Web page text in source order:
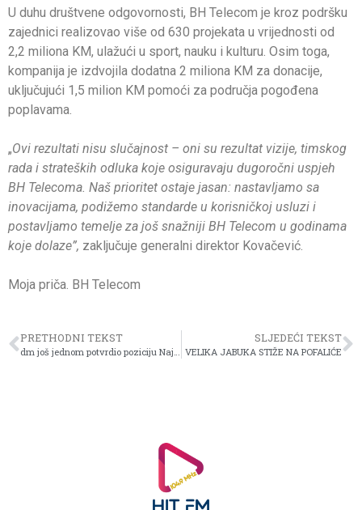
U duhu društvene odgovornosti, BH Telecom je kroz podršku
zajednici realizovao više od 630 projekata u vrijednosti od
2,2 miliona KM, ulažući u sport, nauku i kulturu. Osim toga,
kompanija je izdvojila dodatna 2 miliona KM za donacije,
uključujući 1,5 milion KM pomoći za područja pogođena
poplavama.
„Ovi rezultati nisu slučajnost – oni su rezultat vizije, timskog
rada i strateških odluka koje osiguravaju dugoročni uspjeh
BH Telecoma. Naš prioritet ostaje jasan: nastavljamo sa
inovacijama, podižemo standarde u korisničkoj usluzi i
postavljamo temelje za još snažniji BH Telecom u godinama
koje dolaze”, zaključuje generalni direktor Kovačević.
Moja priča. BH Telecom
PRETHODNI TEKST
dm još jednom potvrdio poziciju Najpoželjnijeg poslodavca u BiH
SLJEDEĆI TEKST
VELIKA JABUKA STIŽE NA POFALIĆE